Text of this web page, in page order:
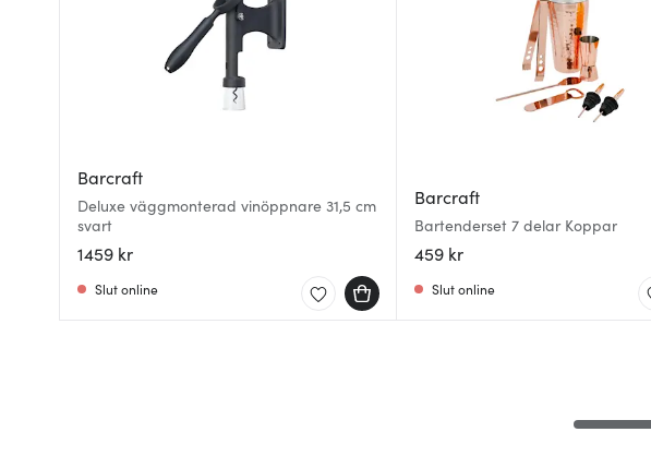
Barcraft
Deluxe väggmonterad vinöppnare 31,5 cm
svart
1459 kr
Slut online
Barcraft
Bartenderset 7 delar Koppar
459 kr
Slut online